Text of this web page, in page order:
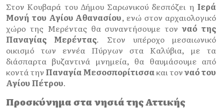
Στον Κουβαρά του Δήμου Σαρωνικού δεσπόζει η Ιερά
Μονή του Αγίου Αθανασίου, ενώ στον αρχαιολογικό
χώρο της Μερέντας θα συναντήσουμε τονναό της
Παναγίας Μερέντας. Στον υπέροχο μεσαιωνικό
οικισμό των εννέα Πύργων στα Καλύβια, με τα
διάσπαρτα βυζαντινά μνημεία, θα θαυμάσουμε από
κοντά την Παναγία Μεσοσπορίτισσακαι τονναό του
Αγίου Πέτρου.
Προσκύνημα στα νησιά της Αττικής